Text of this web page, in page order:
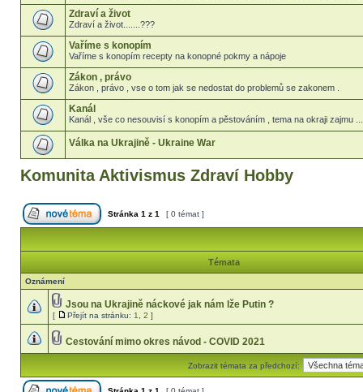
Zdraví a život
Zdraví a život.......???
Vaříme s konopím
Vaříme s konopím recepty na konopné pokmy a nápoje
Zákon , právo
Zákon , právo , vse o tom jak se nedostat do problemů se zakonem .
Kanál
Kanál , vše co nesouvisí s konopím a pěstováním , tema na okraji zajmu
Válka na Ukrajině - Ukraine War
Komunita Aktivismus Zdraví Hobby
Stránka 1 z 1 [ 0 témat ]
Témata
Oznámení
Jsou na Ukrajině náckové jak nám lže Putin ?
[ Přejít na stránku: 1 2 ]
Cestování mimo okres návod - COVID 2021
Zobrazit témata za předchozí: